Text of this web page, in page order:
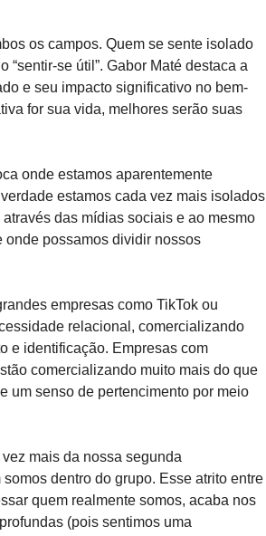
os campos. Quem se sente isolado
se útil”. Gabor Maté destaca a
e seu impacto significativo no bem-
for sua vida, melhores serão suas
onde estamos aparentemente
estamos cada vez mais isolados
das mídias sociais e ao mesmo
possamos dividir nossos
empresas como TikTok ou
relacional, comercializando
e identificação. Empresas com
comercializando muito mais do que
um senso de pertencimento por meio
mais da nossa segunda
dentro do grupo. Esse atrito entre
quem realmente somos, acaba nos
(pois sentimos uma